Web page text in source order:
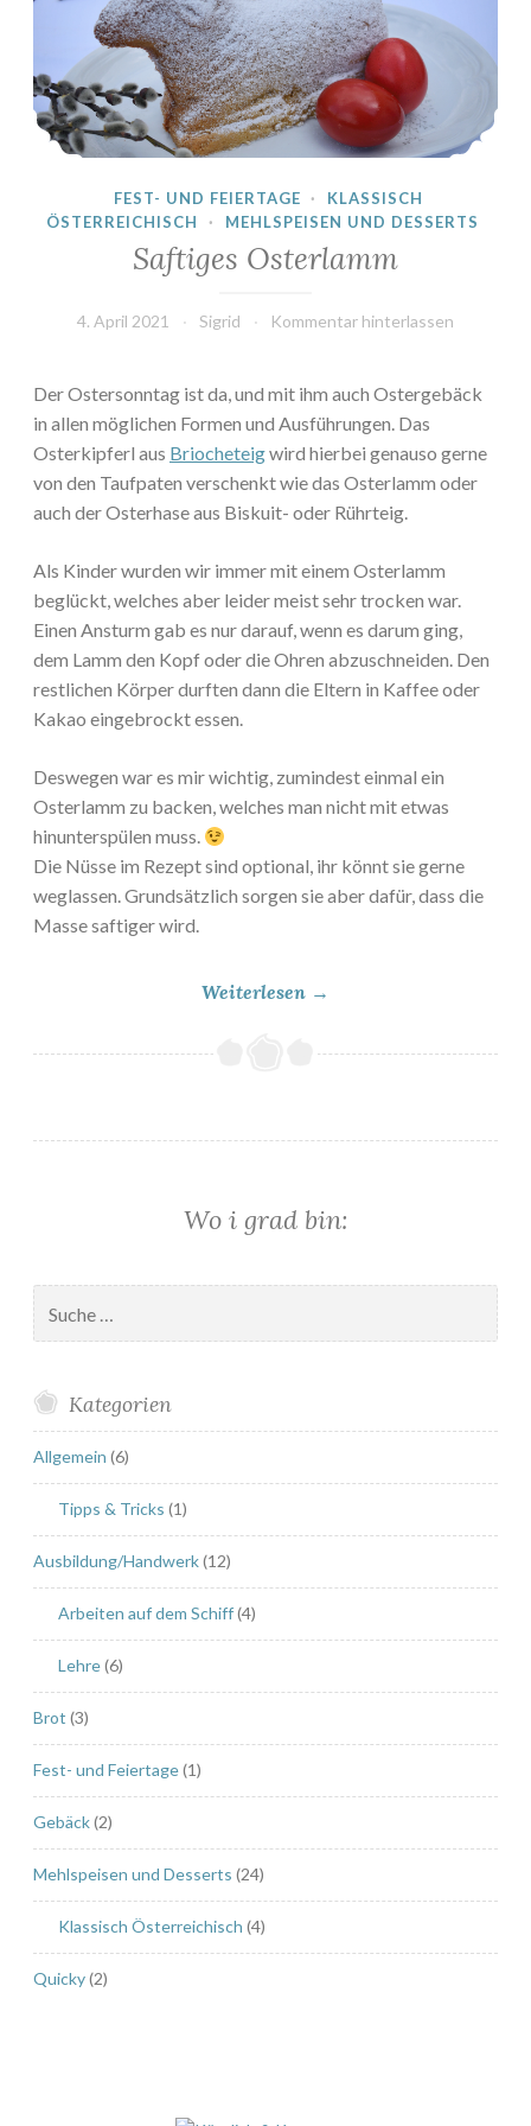
FEST- UND FEIERTAGE ·
KLASSISCH
ÖSTERREICHISCH
· MEHLSPEISEN UND DESSERTS
Saftiges Osterlamm
4. April 2021 Sigrid Kommentar hinterlassen
Der Ostersonntag ist da, und mit ihm auch Ostergebäck
in allen möglichen Formen und Ausführungen. Das
Osterkipferl aus Briocheteigwird hierbei genauso gerne
von den Taufpaten verschenkt wie das Osterlamm oder
auch der Osterhase aus Biskuit- oder Rührteig.
Als Kinder wurden wir immer mit einem Osterlamm
beglückt, welches aber leider meist sehr trocken war.
Einen Ansturm gab es nur darauf, wenn es darum ging,
dem Lamm den Kopf oder die Ohren abzuschneiden. Den
restlichen Körper durften dann die Eltern in Kaffee oder
Kakao eingebrockt essen.
Deswegen war es mir wichtig, zumindest einmal ein
Osterlamm zu backen, welches man nicht mit etwas
hinunterspülen muss.
Die Nüsse im Rezept sind optional, ihr könnt sie gerne
weglassen. Grundsätzlich sorgen sie aber dafür, dass die
Masse saftiger wird.
Weiterlesen „
a
i
s
s
e
a
→
Wo i grad bin:
nach:
Kategorien
Allgemein (6)
Tipps & Tricks (1)
Ausbildung/Handwerk(12)
Arbeiten auf dem Schiff(4)
Lehre(6)
Brot (3)
Fest- und Feiertage(1)
Gebäck(2)
Mehlspeisen und Desserts (24)
Klassisch Österreichisch (4)
Quicky(2)